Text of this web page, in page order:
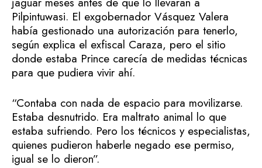
Pilpintuwasi. El exgobernador Vásquez Valera
había gestionado una autorización para tenerlo,
según explica el exfiscal Caraza, pero el sitio
donde estaba Prince carecía de medidas técnicas
para que pudiera vivir ahí.
“Contaba con nada de espacio para movilizarse.
Estaba desnutrido. Era maltrato animal lo que
estaba sufriendo. Pero los técnicos y especialistas,
quienes pudieron haberle negado ese permiso,
igual se lo dieron”.